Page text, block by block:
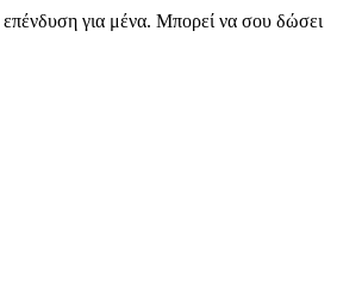
επένδυση για μένα. Μπορεί να σου δώσει